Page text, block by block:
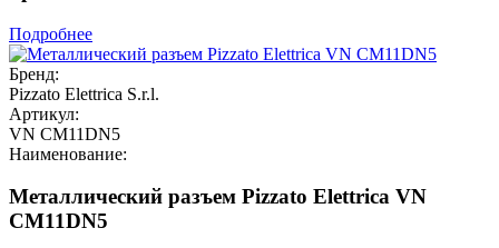
Подробнее
Бренд:
Pizzato Elettrica S.r.l.
Артикул:
VN CM11DN5
Наименование:
Металлический разъем Pizzato Elettrica VN
CM11DN5